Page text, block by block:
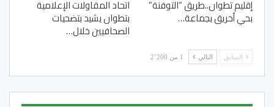
إقليم تطوان..طريق “التوفنة”
بحي أحريق بجماعة…
اتحاد المقاولات الإعلامية
بتطوان يشيد بتضحيات
الصحافيين خلال…
السابق التالي 1 من 2٬200